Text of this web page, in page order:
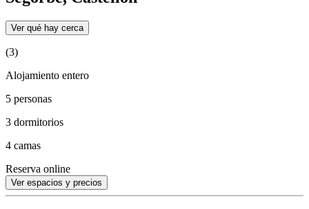
Ver qué hay cerca
(3)
Alojamiento entero
5 personas
3 dormitorios
4 camas
Reserva online
Ver espacios y precios